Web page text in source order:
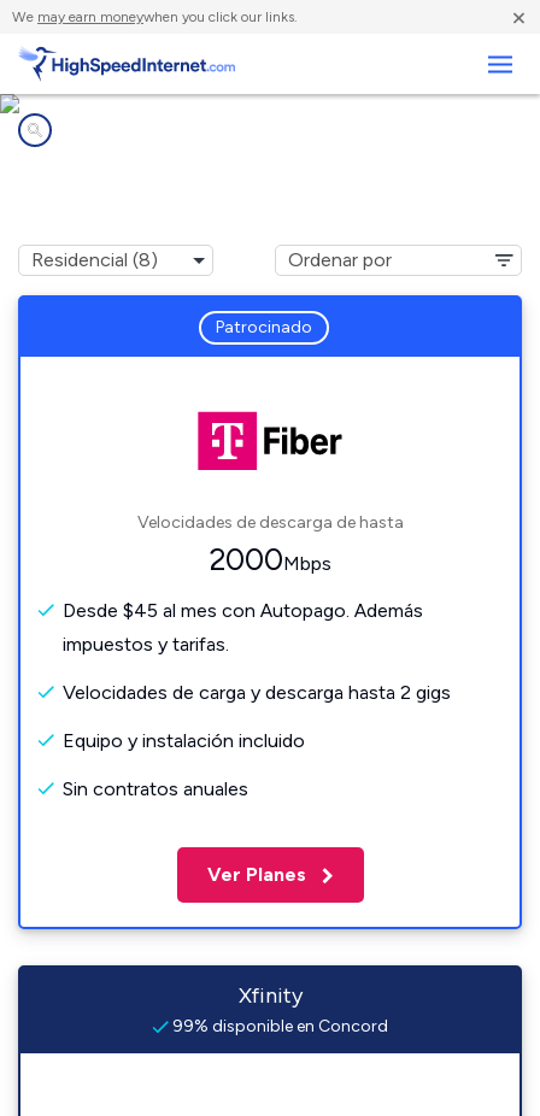
We may earn moneywhen you click our links. ×
Patrocinado
Velocidades de descarga de hasta
2000Mbps
Desde $45 al mes con Autopago. Además
impuestos y tarifas.
Velocidades de carga y descarga hasta 2 gigs
Equipo y instalación incluido
Sin contratos anuales
Ver Planes
Xfinity
99% disponible en Concord